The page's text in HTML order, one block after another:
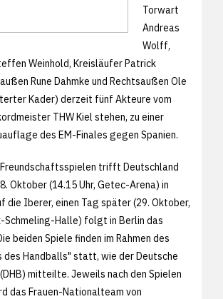
Torwart
Andreas
Wolff,
Weinhold, Kreisläufer Patrick
Rune Dahmke und Rechtsaußen Ole
Kader) derzeit fünf Akteure vom
THW Kiel stehen, zu einer
des EM-Finales gegen Spanien.
trifft Deutschland
Oktober (14.15 Uhr, Getec-Arena) in
die Iberer, einen Tag später (29. Oktober,
Schmeling-Halle) folgt in Berlin das
beiden Spiele finden im Rahmen des
des Handballs" statt, wie der Deutsche
mitteilte. Jeweils nach den Spielen
das Frauen-Nationalteam von